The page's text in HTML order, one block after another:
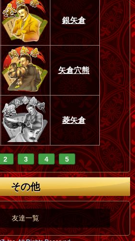
銀矢倉
矢倉穴熊
菱矢倉
2 3 4 5
その他
友達一覧